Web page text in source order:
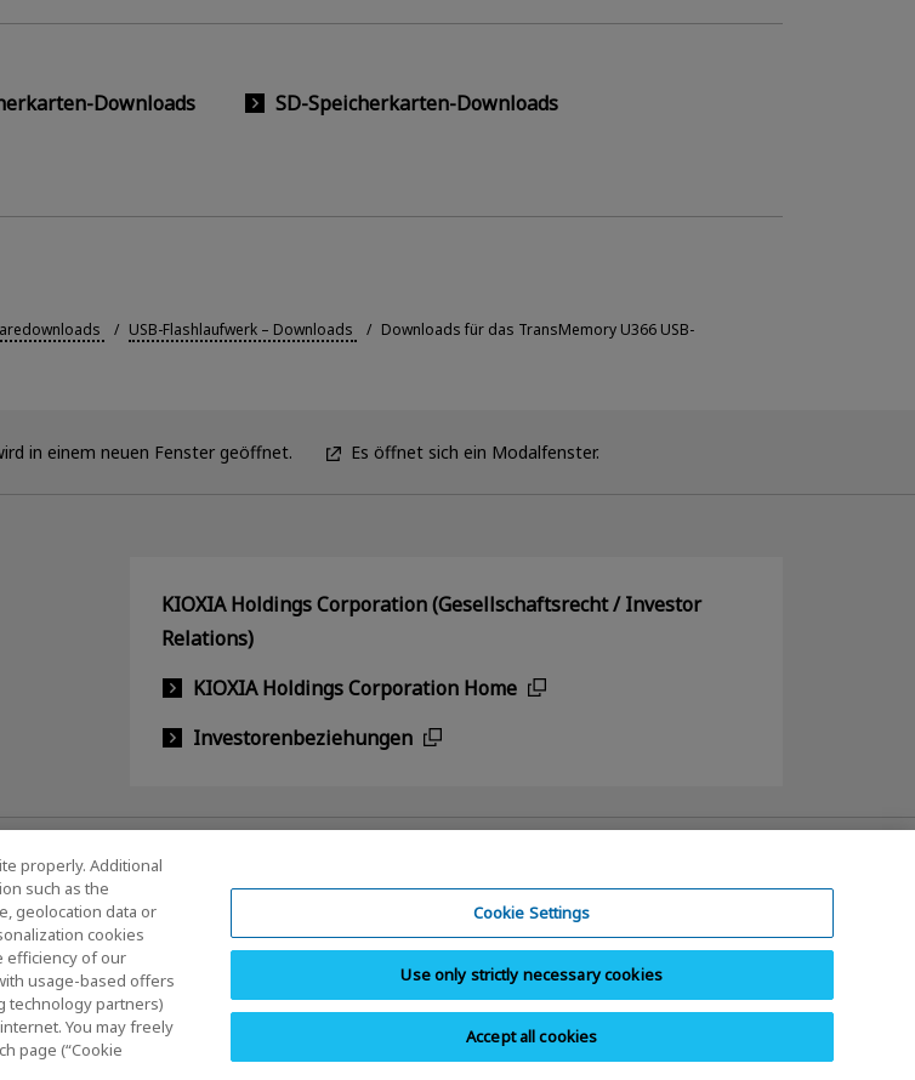
Downloads
SD-Speicherkarten-Downloads
USB-Flashlaufwerk – Downloads
Downloads für das TransMemory U366 USB-
in einem neuen Fenster geöffnet. Es öffnet sich ein Modalfenster.
KIOXIA Holdings Corporation (Gesellschaftsrecht / Investor
Relations)
KIOXIA Holdings Corporation Home
Investorenbeziehungen
Marken Parallelimport und gefälschte Produkte
Copyright © 2026 KIOXIA Europe GmbH. All Rights Reserved.
properly. Additional
such as the
geolocation data or
cookies
efficiency of our
usage-based offers
technology partners)
You may freely
page (“Cookie
Cookie Settings
Use only strictly necessary cookies
Accept all cookies